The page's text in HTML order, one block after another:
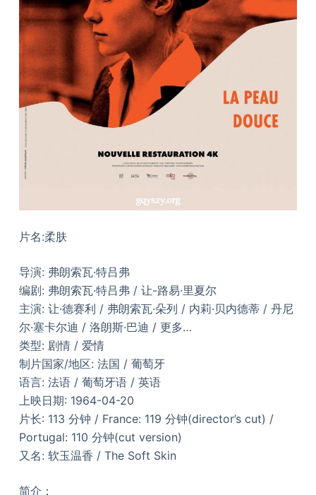
片名:柔肤
导演: 弗朗索瓦·特吕弗
编剧: 弗朗索瓦·特吕弗 / 让-路易·里夏尔
主演: 让·德赛利 / 弗朗索瓦·朵列 / 内莉·贝内德蒂 / 丹尼
尔·塞卡尔迪 / 洛朗斯·巴迪 / 更多…
类型: 剧情 / 爱情
制片国家/地区: 法国 / 葡萄牙
语言: 法语 / 葡萄牙语 / 英语
上映日期: 1964-04-20
片长: 113 分钟 / France: 119 分钟(director’s cut) /
Portugal: 110 分钟(cut version)
又名: 软玉温香 / The Soft Skin
简介：